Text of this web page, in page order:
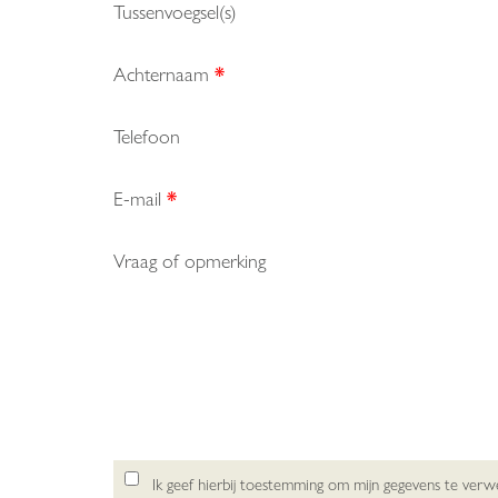
Tussenvoegsel(s)
Achternaam *
Telefoon
E-mail *
Vraag of opmerking
Ik geef hierbij toestemming om mijn gegevens te